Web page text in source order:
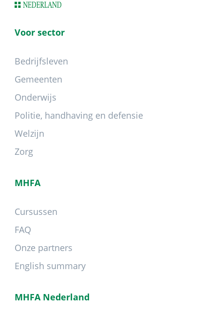
Voor sector
Bedrijfsleven
Gemeenten
Onderwijs
Politie, handhaving en defensie
Welzijn
Zorg
MHFA
Cursussen
FAQ
Onze partners
English summary
MHFA Nederland